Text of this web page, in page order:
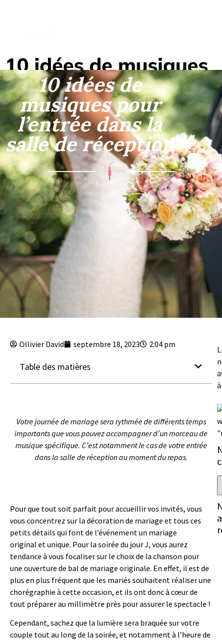
10 idées de musiques
pour l’entrée dans la
salle de réception
10 idées de
musiques pour
l’entrée dans la
salle de réception
Ollivier David septembre 18, 2023 2:04 pm
Table des matières
Votre journée de mariage sera rythmée de différents temps
importants que vous pouvez accompagner d’un morceau de
musique spécifique. C’est notamment le cas de votre entrée
dans la salle de réception au moment du repas.
Pour que tout soit parfait pour accueillir vos invités, vous
vous concentrez sur la décoration de mariage et tous ces
petits détails qui font de l’événement un mariage
original et unique. Pour la soirée du jour J, vous aurez
tendance à vous focaliser sur le choix de la chanson pour
une ouverture de bal de mariage originale. En effet, il est de
plus en plus fréquent que les mariés souhaitent réaliser une
chorégraphie à cette occasion, et ils ont donc à cœur de
tout préparer au millimètre près pour assurer le spectacle !
Cependant, sachez que la lumière sera braquée sur votre
couple tout au long de la soirée, et notamment à l’heure de
à